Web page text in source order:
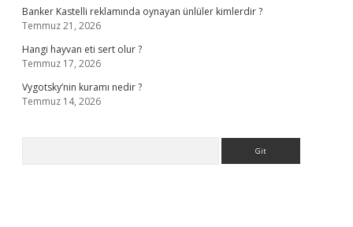
Banker Kastelli reklamında oynayan ünlüler kimlerdir ?
Temmuz 21, 2026
Hangi hayvan eti sert olur ?
Temmuz 17, 2026
Vygotsky’nin kuramı nedir ?
Temmuz 14, 2026